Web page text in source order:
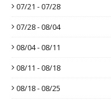
07/21 - 07/28
07/28 - 08/04
08/04 - 08/11
08/11 - 08/18
08/18 - 08/25